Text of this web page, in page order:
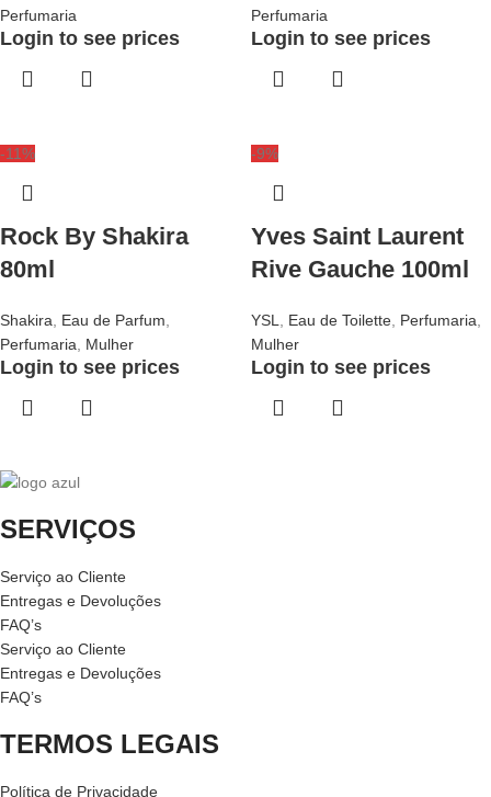
Perfumaria
Login to see prices
Perfumaria
Login to see prices
-11%
Rock By Shakira
80ml
Shakira, Eau de Parfum,
Perfumaria, Mulher
Login to see prices
-9%
Yves Saint Laurent
Rive Gauche 100ml
YSL, Eau de Toilette, Perfumaria,
Mulher
Login to see prices
SERVIÇOS
Serviço ao Cliente
Entregas e Devoluções
FAQ’s
Serviço ao Cliente
Entregas e Devoluções
FAQ’s
TERMOS LEGAIS
Política de Privacidade